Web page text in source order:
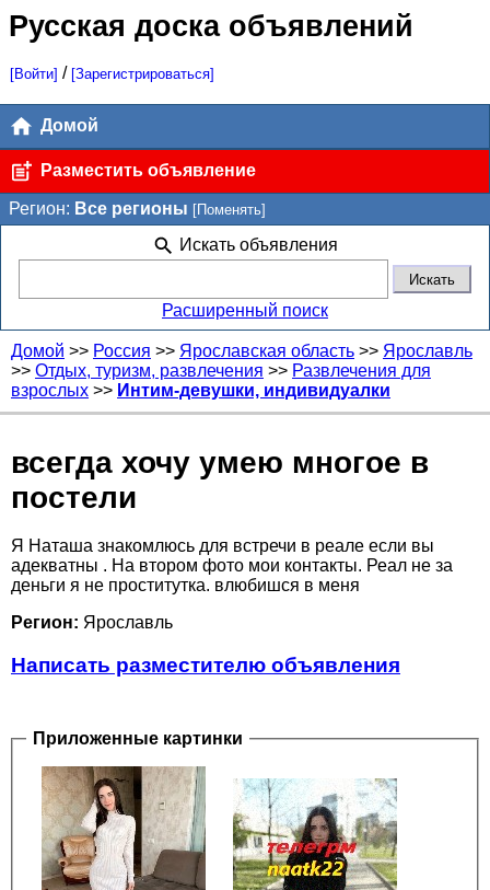
Русская доска объявлений
[Войти] / [Зарегистрироваться]
Домой
Разместить объявление
Регион: Все регионы [Поменять]
Искать объявления
Расширенный поиск
Домой >> Россия >> Ярославская область >> Ярославль
>> Отдых, туризм, развлечения >> Развлечения для
взрослых >> Интим-девушки, индивидуалки
всегда хочу умею многое в
постели
Я Наташа знакомлюсь для встречи в реале если вы
адекватны . На втором фото мои контакты. Реал не за
деньги я не проститутка. влюбишся в меня
Регион: Ярославль
Написать разместителю объявления
Приложенные картинки